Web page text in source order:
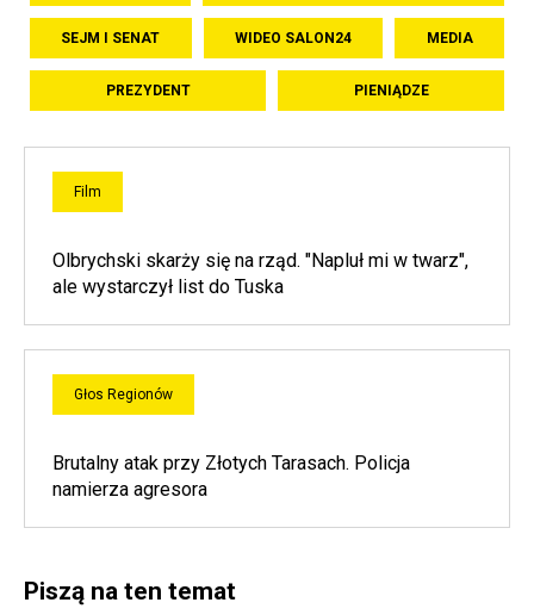
SEJM I SENAT WIDEO SALON24 MEDIA
PREZYDENT PIENIĄDZE
Film
Olbrychski skarży się na rząd. "Napluł mi w twarz",
ale wystarczył list do Tuska
Głos Regionów
Brutalny atak przy Złotych Tarasach. Policja
namierza agresora
Piszą na ten temat